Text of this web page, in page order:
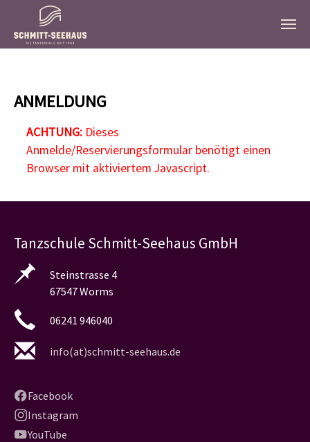
ANMELDUNG
ACHTUNG:Dieses
Anmelde/Reservierungsformular benötigt einen
Browser mit aktiviertem Javascript.
Tanzschule Schmitt-Seehaus GmbH
Steinstrasse 4
67547 Worms
06241 946040
info(at)schmitt-seehaus.de
Facebook
Instagram
YouTube